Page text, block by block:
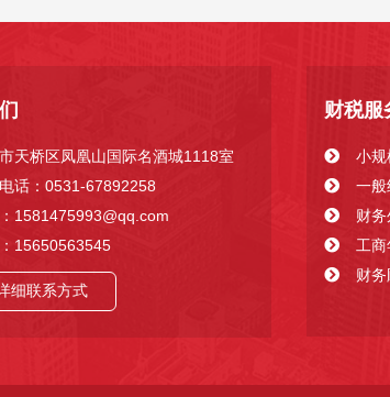
步，但是繁琐的流程和复杂的法...
天桥区凤凰山国际名酒城1118室
话：0531-67892258
1581475993@qq.com
15650563545
细联系方式
财税服
小规
一般
财
工
财